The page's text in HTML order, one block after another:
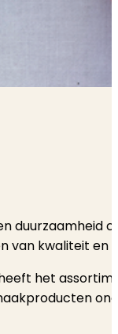
duurzaamheid
van kwaliteit en
het